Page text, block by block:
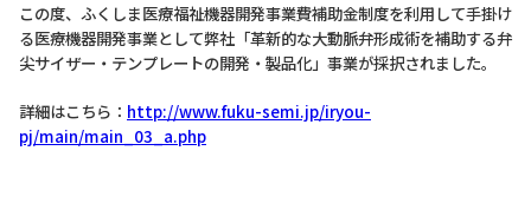
この度、ふくしま医療福祉機器開発事業費補助金制度を利用して手掛け
る医療機器開発事業として弊社「革新的な大動脈弁形成術を補助する弁
尖サイザー・テンプレートの開発・製品化」事業が採択されました。
詳細はこちら： http://www.fuku-semi.jp/iryou-
pj/main/main_03_a.php